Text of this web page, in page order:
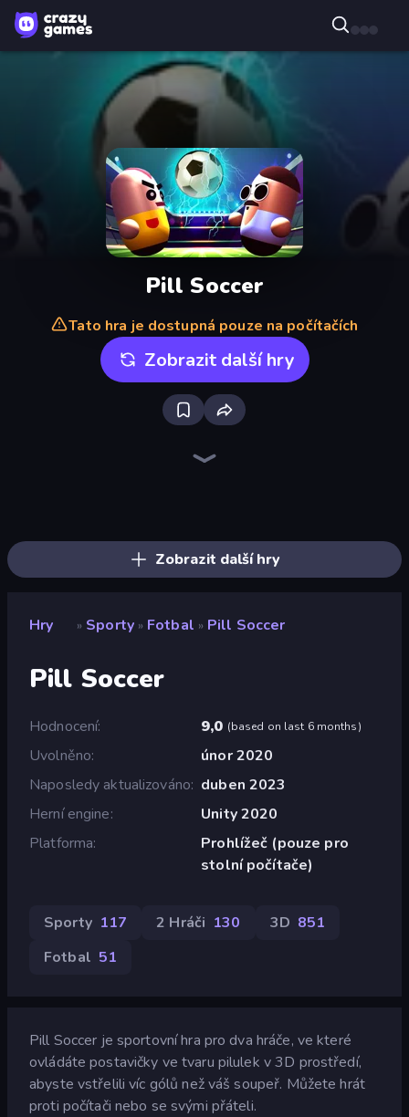
Pill Soccer
Tato hra je dostupná pouze na počítačích
Zobrazit další hry
Zobrazit další hry
Hry » Sporty » Fotbal » Pill Soccer
Pill Soccer
Hodnocení 9,0 (based on last 6 months)
Uvolněno
únor 2020
Naposledy aktualizováno duben 2023
Herní engine
Unity 2020
Platforma
Prohlížeč (pouze pro
stolní počítače)
Sporty 117 2 Hráči 130 3D 851
Fotbal 51
Pill Soccer je sportovní hra pro dva hráče, ve které
ovládáte postavičky ve tvaru pilulek v 3D prostředí,
abyste vstřelili víc gólů než váš soupeř. Můžete hrát
proti počítači nebo se svými přáteli.